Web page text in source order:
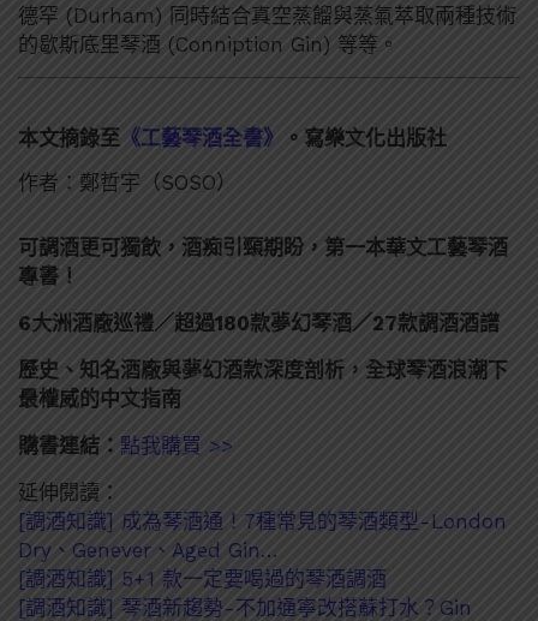
德罕 (Durham) 同時結合真空蒸餾與蒸氣萃取兩種技術
的歇斯底里琴酒 (Conniption Gin) 等等。
本文摘錄至 《工藝琴酒全書》
。寫樂文化出版社
作者：鄭哲宇（SOSO）
可調酒更可獨飲，酒痴引頸期盼，第一本華文工藝琴酒
專書！
6大洲酒廠巡禮／超過180款夢幻琴酒／27款調酒酒譜
歷史、知名酒廠與夢幻酒款深度剖析，全球琴酒浪潮下
最權威的中文指南
購書連結： 點我購買 >>
延伸閱讀：
[調酒知識] 成為琴酒通！7種常見的琴酒類型-London
Dry、Genever、Aged Gin…
[調酒知識] 5+1 款一定要喝過的琴酒調酒
[調酒知識] 琴酒新趨勢-不加通寧改搭蘇打水？Gin